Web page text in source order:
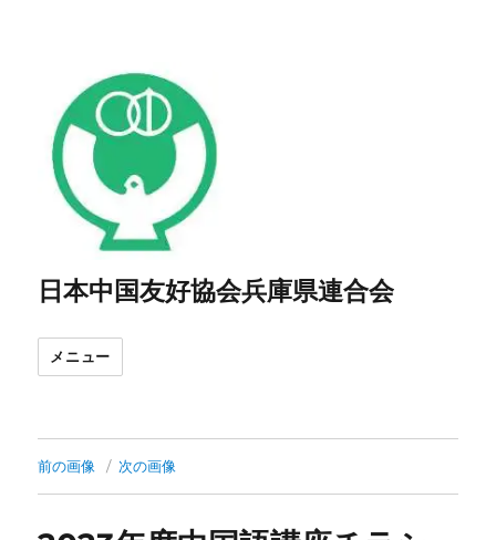
日本中国友好協会兵庫県連合会
メニュー
前の画像 次の画像